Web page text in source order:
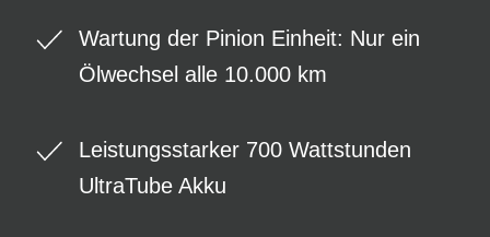
Wartung der Pinion Einheit: Nur ein
Ölwechsel alle 10.000 km
Leistungsstarker 700 Wattstunden
UltraTube Akku